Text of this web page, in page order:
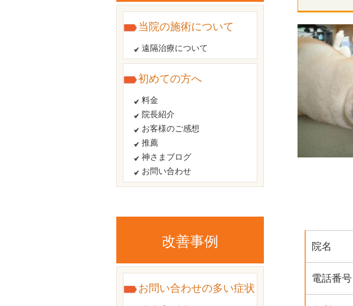
院名
電話番号
当院の施術について
遠隔治療について
初めての方へ
料金
院長紹介
お客様のご感想
推薦
神さまブログ
お問い合わせ
改善事例
お問い合わせの多い症状